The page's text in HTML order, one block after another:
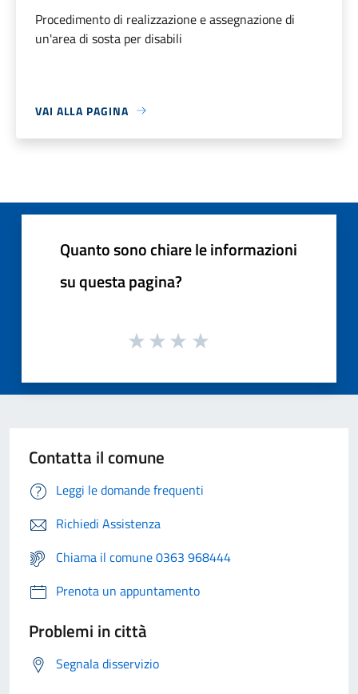
Procedimento di realizzazione e assegnazione di
un'area di sosta per disabili
VAI ALLA PAGINA
Quanto sono chiare le informazioni
su questa pagina?
Contatta il comune
Leggi le domande frequenti
Richiedi Assistenza
Chiama il comune 0363 968444
Prenota un appuntamento
Problemi in città
Segnala disservizio